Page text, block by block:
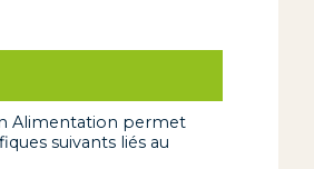
Alimentation permet
suivants liés au